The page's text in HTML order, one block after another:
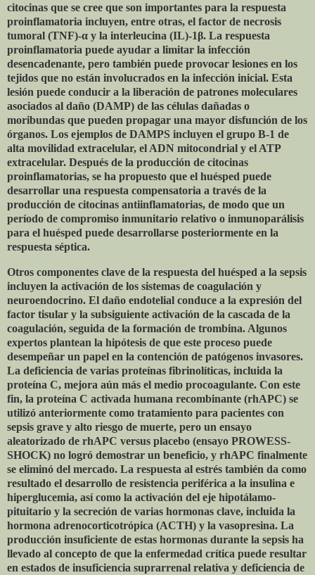
citocinas que se cree que son importantes para la respuesta
proinflamatoria incluyen, entre otras, el factor de necrosis
tumoral (TNF)-α y la interleucina (IL)-1β. La respuesta
proinflamatoria puede ayudar a limitar la infección
desencadenante, pero también puede provocar lesiones en los
tejidos que no están involucrados en la infección inicial. Esta
lesión puede conducir a la liberación de patrones moleculares
asociados al daño (DAMP) de las células dañadas o
moribundas que pueden propagar una mayor disfunción de los
órganos. Los ejemplos de DAMPS incluyen el grupo B-1 de
alta movilidad extracelular, el ADN mitocondrial y el ATP
extracelular. Después de la producción de citocinas
proinflamatorias, se ha propuesto que el huésped puede
desarrollar una respuesta compensatoria a través de la
producción de citocinas antiinflamatorias, de modo que un
período de compromiso inmunitario relativo o inmunoparálisis
para el huésped puede desarrollarse posteriormente en la
respuesta séptica.
Otros componentes clave de la respuesta del huésped a la sepsis
incluyen la activación de los sistemas de coagulación y
neuroendocrino. El daño endotelial conduce a la expresión del
factor tisular y la subsiguiente activación de la cascada de la
coagulación, seguida de la formación de trombina. Algunos
expertos plantean la hipótesis de que este proceso puede
desempeñar un papel en la contención de patógenos invasores.
La deficiencia de varias proteínas fibrinolíticas, incluida la
proteína C, mejora aún más el medio procoagulante. Con este
fin, la proteína C activada humana recombinante (rhAPC) se
utilizó anteriormente como tratamiento para pacientes con
sepsis grave y alto riesgo de muerte, pero un ensayo
aleatorizado de rhAPC versus placebo (ensayo PROWESS-
SHOCK) no logró demostrar un beneficio, y rhAPC finalmente
se eliminó del mercado. La respuesta al estrés también da como
resultado el desarrollo de resistencia periférica a la insulina e
hiperglucemia, así como la activación del eje hipotálamo-
pituitario y la secreción de varias hormonas clave, incluida la
hormona adrenocorticotrópica (ACTH) y la vasopresina. La
producción insuficiente de estas hormonas durante la sepsis ha
llevado al concepto de que la enfermedad crítica puede resultar
en estados de insuficiencia suprarrenal relativa y deficiencia de